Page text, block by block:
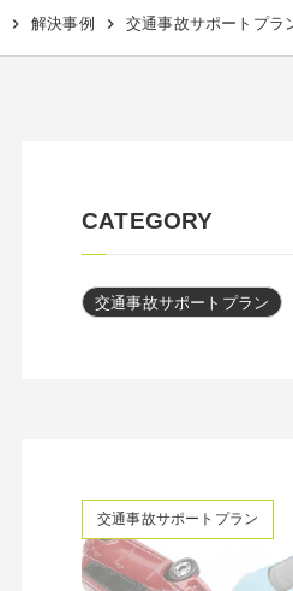
解決事例 交通事故サポートプラ
CATEGORY
交通事故サポートプラン
交通事故サポートプラン